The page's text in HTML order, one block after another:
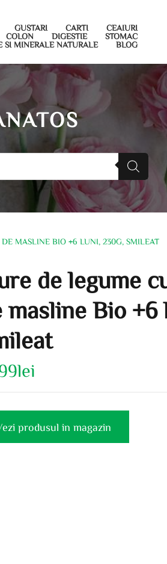
GUSTARI CARTI
CEAIURI
COLON DIGESTIE
STOMAC
SI MINERALE NATURALE BLOG
MASLINE BIO +6 LUNI, 230G, SMILEAT
de legume
masline Bio +6
lei
produsul in magazin